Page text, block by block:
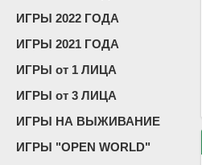
ИГРЫ 2022 ГОДА
ИГРЫ 2021 ГОДА
ИГРЫ от 1 ЛИЦА
ИГРЫ от 3 ЛИЦА
ИГРЫ НА ВЫЖИВАНИЕ
ИГРЫ "OPEN WORLD"